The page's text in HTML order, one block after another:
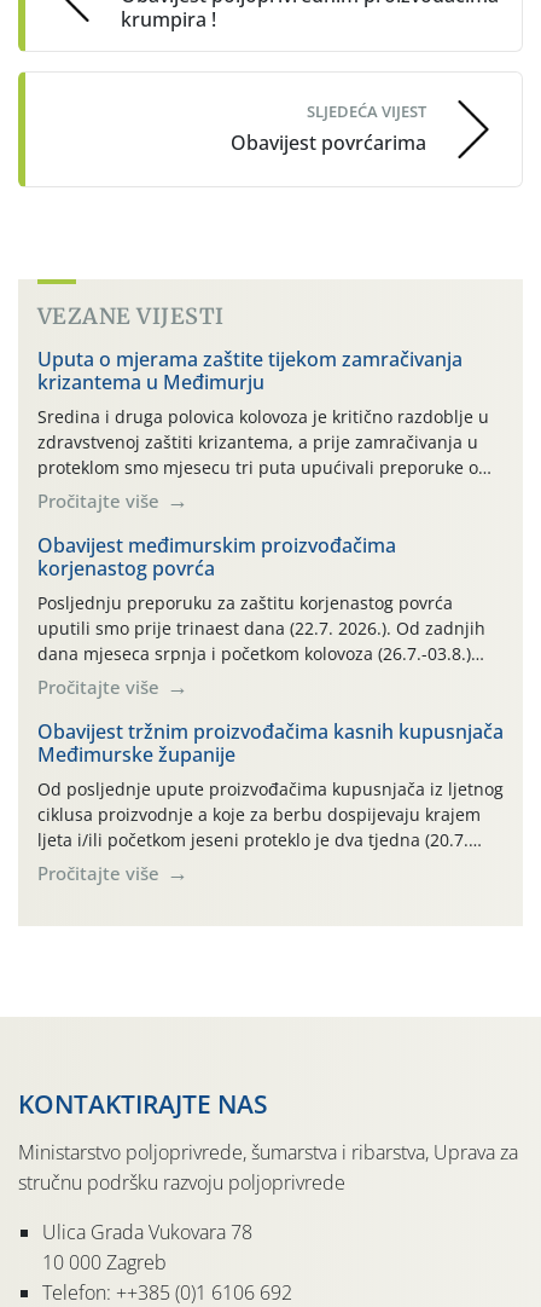
krumpira !
SLJEDEĆA VIJEST
Obavijest povrćarima
VEZANE VIJESTI
Uputa o mjerama zaštite tijekom zamračivanja
krizantema u Međimurju
Sredina i druga polovica kolovoza je kritično razdoblje u
zdravstvenoj zaštiti krizantema, a prije zamračivanja u
proteklom smo mjesecu tri puta upućivali preporuke o
preventivnim mjerama zaštite krizantema od najčešćih
uzročnika bolesti, štetnika i fito-fagnih grinja (23.7., 14.7.,
06.7.)! Na početku ovog mjeseca je zabilježeno je
povijesno i ekstremno vruće meteorološko razdoblje, uz
najviše temperature […]
Pročitajte više
Obavijest međimurskim proizvođačima
korjenastog povrća
Posljednju preporuku za zaštitu korjenastog povrća
uputili smo prije trinaest dana (22.7. 2026.). Od zadnjih
dana mjeseca srpnja i početkom kolovoza (26.7.-03.8.)
traje izuzetno nepovoljno meteorološko razdoblje za rast
i razvoj korjenastog povrća: najviše dnevne temperature
zraka zadnjih su devet dana u rasponu 30,7°-38,0°C!
Drugi ovogodišnji “toplinski udar” naročito je izražen
zadnja četiri dana (31.7.-03.8.), […]
Pročitajte više
Obavijest tržnim proizvođačima kasnih kupusnjača
Međimurske županije
Od posljednje upute proizvođačima kupusnjača iz ljetnog
ciklusa proizvodnje a koje za berbu dospijevaju krajem
ljeta i/ili početkom jeseni proteklo je dva tjedna (20.7.
2026.). Proteklih je tjedan dana (26.7.-02.8.) obilježilo
izuzetno nepovoljno meteorološko razdoblje za rast i
Pročitajte više
KONTAKTIRAJTE NAS
Ministarstvo poljoprivrede, šumarstva i ribarstva, Uprava za
stručnu podršku razvoju poljoprivrede
Ulica Grada Vukovara 78
10 000 Zagreb
Telefon: ++385 (0)1 6106 692